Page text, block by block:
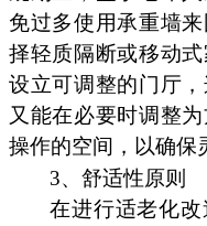
免过多使用承重墙
择轻质隔断或移动
设立可调整的门厅
又能在必要时调整
操作的空间，以确保
3、舒适性原则
在进行适老化